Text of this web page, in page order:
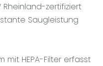
Rheinland-zertifiziert
Saugleistung
mit HEPA-Filter erfasst